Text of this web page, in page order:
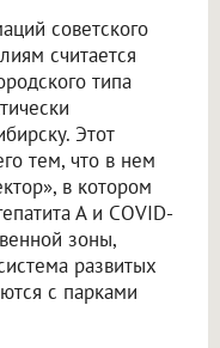
советского
считается
типа
Этот
тем, что в нем
в котором
А и COVID-
зоны,
развитых
с парками